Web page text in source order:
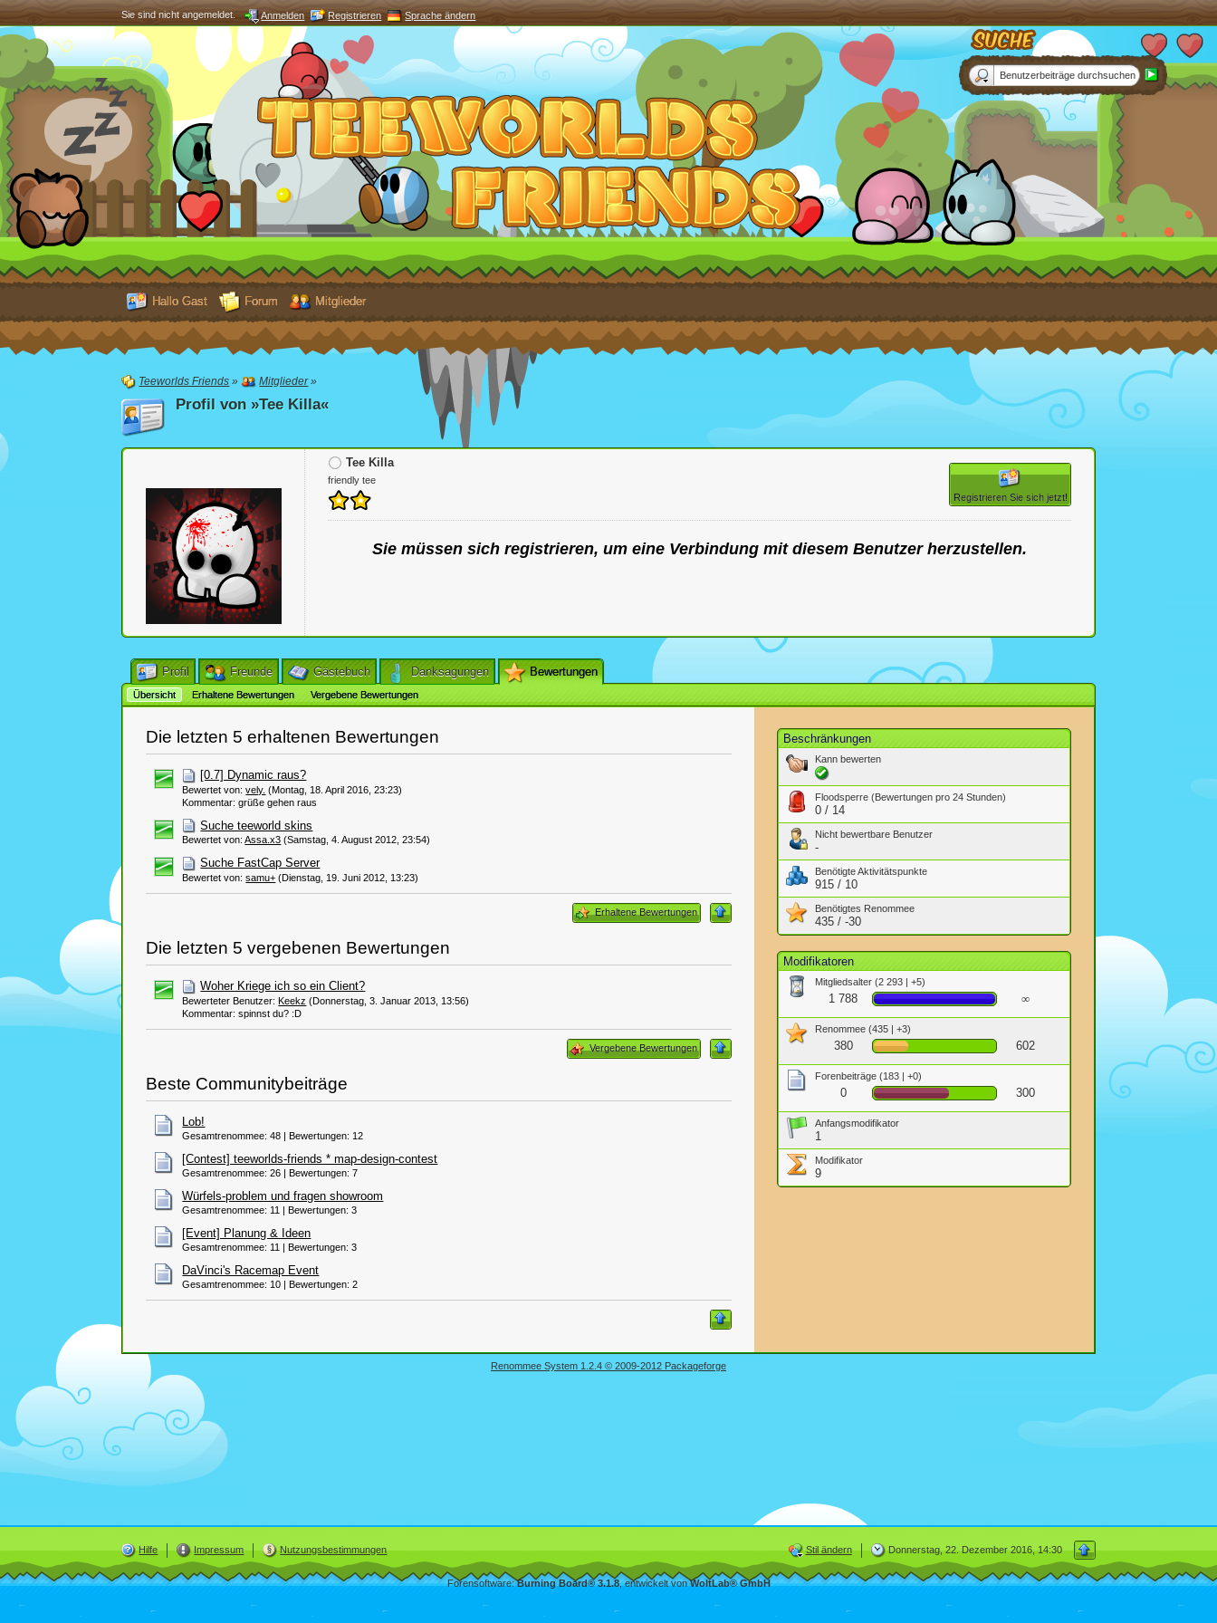
Sie sind nicht angemeldet. Anmelden Registrieren Sprache ändern
Hallo Gast Forum Mitglieder
Teeworlds Friends » Mitglieder»
Profil von »Tee Killa«
Tee Killa
friendly tee
Registrieren Sie sich jetzt!
Sie müssen sich registrieren, um eine Verbindung mit diesem Benutzer herzustellen.
Profil Freunde Gästebuch Danksagungen Bewertungen
Übersicht Erhaltene Bewertungen Vergebene Bewertungen
Die letzten 5 erhaltenen Bewertungen
[0.7] Dynamic raus?
Bewertet von:vely. (Montag, 18. April 2016, 23:23)
Kommentar: grüße gehen raus
Suche teeworld skins
Bewertet von:Assa.x3 (Samstag, 4. August 2012, 23:54)
Suche FastCap Server
Bewertet von:samu+ (Dienstag, 19. Juni 2012, 13:23)
Erhaltene Bewertungen
Die letzten 5 vergebenen Bewertungen
Woher Kriege ich so ein Client?
Bewerteter Benutzer:Keekz (Donnerstag, 3. Januar 2013, 13:56)
Kommentar: spinnst du? :D
Vergebene Bewertungen
Beste Communitybeiträge
Lob!
Gesamtrenommee: 48 | Bewertungen: 12
[Contest] teeworlds-friends * map-design-contest
Gesamtrenommee: 26 | Bewertungen: 7
Würfels-problem und fragen showroom
Gesamtrenommee: 11 | Bewertungen: 3
[Event] Planung & Ideen
Gesamtrenommee: 11 | Bewertungen: 3
DaVinci's Racemap Event
Gesamtrenommee: 10 | Bewertungen: 2
Beschränkungen
Kann bewerten
Floodsperre (Bewertungen pro 24 Stunden)
0 / 14
Nicht bewertbare Benutzer
-
Benötigte Aktivitätspunkte
915 / 10
Benötigtes Renommee
435 / -30
Modifikatoren
Mitgliedsalter(2 293 | +5)
1 788 ∞
Renommee(435 | +3)
380 602
Forenbeiträge(183 | +0)
0 300
Anfangsmodifikator
1
Modifikator
9
Renommee System 1.2.4 © 2009-2012 Packageforge
Hilfe Impressum Nutzungsbestimmungen Stil ändern Donnerstag, 22. Dezember 2016, 14:30
Forensoftware:Burning Board® 3.1.8, entwickelt vonWoltLab® GmbH